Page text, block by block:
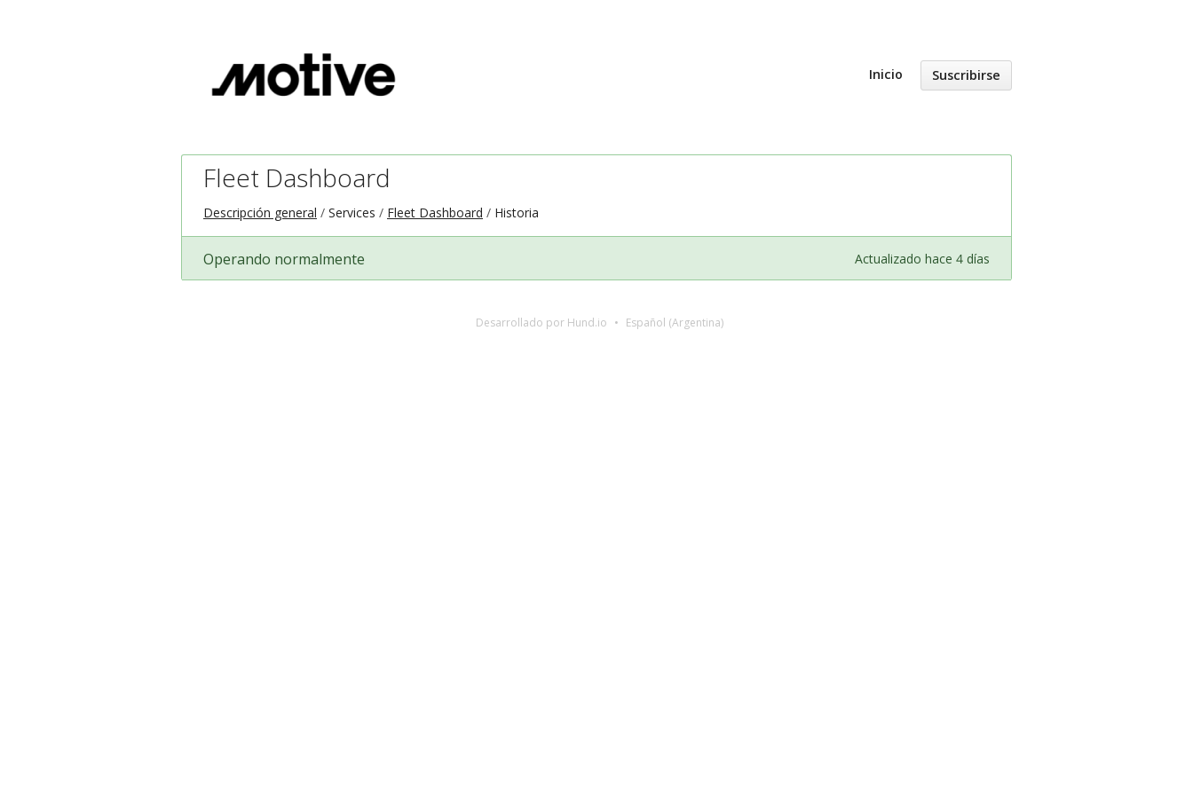
Inicio Suscribirse
Fleet Dashboard
Descripción general Services Fleet Dashboard Historia
Operando normalmente Actualizado hace 4 días
Desarrollado por Hund.io Español (Argentina)